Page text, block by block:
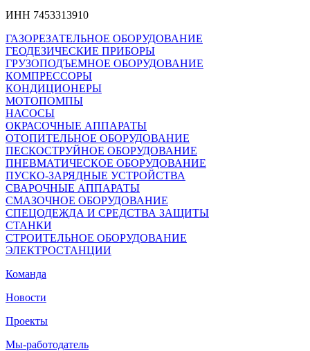
ИНН 7453313910
ГАЗОРЕЗАТЕЛЬНОЕ ОБОРУДОВАНИЕ
ГЕОДЕЗИЧЕСКИЕ ПРИБОРЫ
ГРУЗОПОДЪЕМНОЕ ОБОРУДОВАНИЕ
КОМПРЕССОРЫ
КОНДИЦИОНЕРЫ
МОТОПОМПЫ
НАСОСЫ
ОКРАСОЧНЫЕ АППАРАТЫ
ОТОПИТЕЛЬНОЕ ОБОРУДОВАНИЕ
ПЕСКОСТРУЙНОЕ ОБОРУДОВАНИЕ
ПНЕВМАТИЧЕСКОЕ ОБОРУДОВАНИЕ
ПУСКО-ЗАРЯДНЫЕ УСТРОЙСТВА
СВАРОЧНЫЕ АППАРАТЫ
СМАЗОЧНОЕ ОБОРУДОВАНИЕ
СПЕЦОДЕЖДА И СРЕДСТВА ЗАЩИТЫ
СТАНКИ
СТРОИТЕЛЬНОЕ ОБОРУДОВАНИЕ
ЭЛЕКТРОСТАНЦИИ
Команда
Новости
Проекты
Мы-работодатель